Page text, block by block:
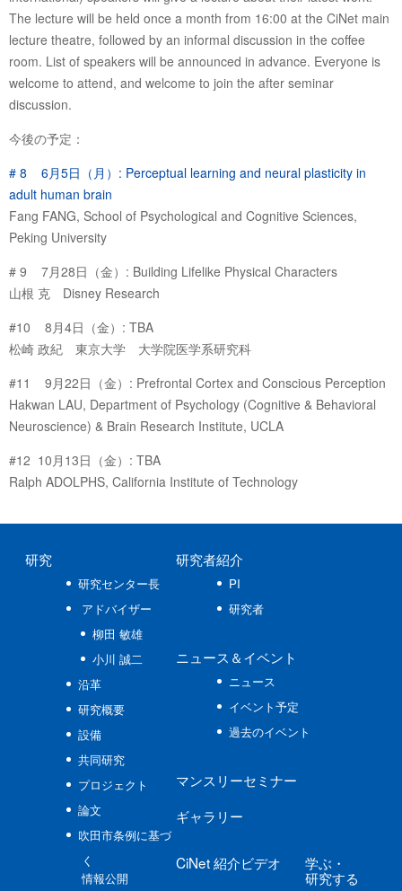
The lecture will be held once a month from 16:00 at the CiNet main
lecture theatre, followed by an informal discussion in the coffee
room. List of speakers will be announced in advance. Everyone is
welcome to attend, and welcome to join the after seminar
discussion.
今後の予定：
# 8 6月5日（月）: Perceptual learning and neural plasticity in
adult human brain
Fang FANG, School of Psychological and Cognitive Sciences,
Peking University
# 9 7月28日（金）: Building Lifelike Physical Characters
山根 克 Disney Research
#10 8月4日（金）: TBA
松崎 政紀 東京大学 大学院医学系研究科
#11 9月22日（金）: Prefrontal Cortex and Conscious Perception
Hakwan LAU, Department of Psychology (Cognitive & Behavioral
Neuroscience) & Brain Research Institute, UCLA
#12 10月13日（金）: TBA
Ralph ADOLPHS, California Institute of Technology
研究
研究センター長
アドバイザー
柳田 敏雄
小川 誠二
沿革
研究概要
設備
共同研究
プロジェクト
論文
吹田市条例に基づ
く
情報公開
研究者紹介
PI
研究者
ニュース ＆イベント
ニュース
イベント予定
過去のイベント
マンスリーセミナー
ギャラリー
CiNet紹介ビデオ 学ぶ ・
研究する